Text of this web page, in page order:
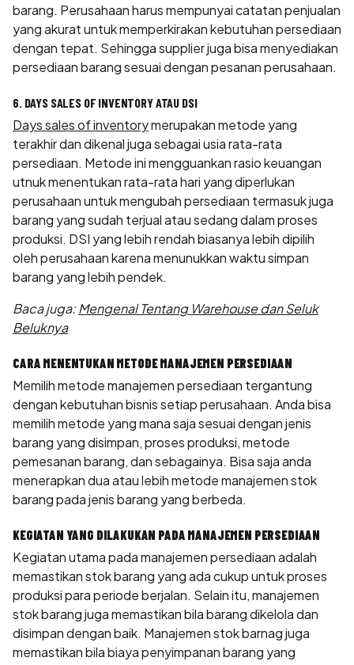
barang. Perusahaan harus mempunyai catatan penjualan
yang akurat untuk memperkirakan kebutuhan persediaan
dengan tepat. Sehingga supplier juga bisa menyediakan
persediaan barang sesuai dengan pesanan perusahaan.
6. DAYS SALES OF INVENTORY ATAU DSI
Days sales of inventorymerupakan metode yang
terakhir dan dikenal juga sebagai usia rata-rata
persediaan. Metode ini mengguankan rasio keuangan
utnuk menentukan rata-rata hari yang diperlukan
perusahaan untuk mengubah persediaan termasuk juga
barang yang sudah terjual atau sedang dalam proses
produksi. DSI yang lebih rendah biasanya lebih dipilih
oleh perusahaan karena menunukkan waktu simpan
barang yang lebih pendek.
Baca juga:Mengenal Tentang Warehouse dan Seluk
Beluknya
CARA MENENTUKAN METODE MANAJEMEN PERSEDIAAN
Memilih metode manajemen persediaan tergantung
dengan kebutuhan bisnis setiap perusahaan. Anda bisa
memilih metode yang mana saja sesuai dengan jenis
barang yang disimpan, proses produksi, metode
pemesanan barang, dan sebagainya. Bisa saja anda
menerapkan dua atau lebih metode manajemen stok
barang pada jenis barang yang berbeda.
KEGIATAN YANG DILAKUKAN PADA MANAJEMEN PERSEDIAAN
Kegiatan utama pada manajemen persediaan adalah
memastikan stok barang yang ada cukup untuk proses
produksi para periode berjalan. Selain itu, manajemen
stok barang juga memastikan bila barang dikelola dan
disimpan dengan baik. Manajemen stok barnag juga
memastikan bila biaya penyimpanan barang yang